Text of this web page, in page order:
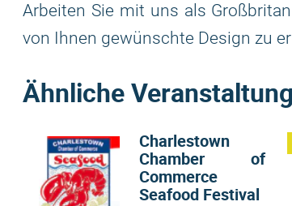
Arbeiten Sie mit uns als
von Ihnen gewünschte Design zu
Ähnliche
Charlestown
Chamber of
Commerce
Seafood Festival